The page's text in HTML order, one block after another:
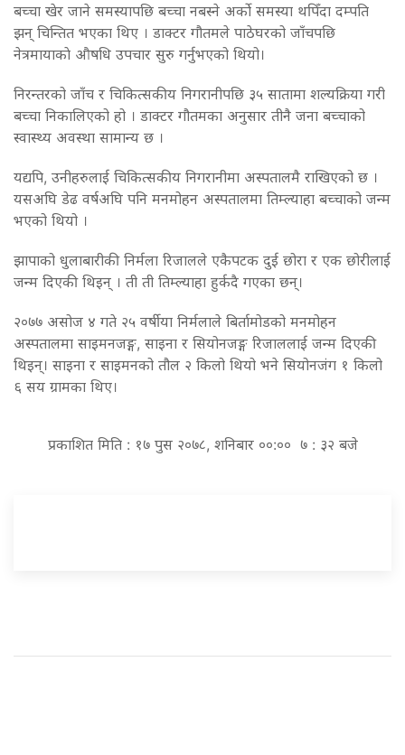
बच्चा खेर जाने समस्यापछि बच्चा नबस्ने अर्को समस्या थपिँदा दम्पति
झन् चिन्तित भएका थिए । डाक्टर गौतमले पाठेघरको जाँचपछि
नेत्रमायाकाे औषधि उपचार सुरु गर्नुभएको थियो।
निरन्तरको जाँच र चिकित्सकीय निगरानीपछि ३५ सातामा शल्यक्रिया गरी
बच्चा निकालिएको हो । डाक्टर गौतमका अनुसार तीनै जना बच्चाको
स्वास्थ्य अवस्था सामान्य छ ।
यद्यपि, उनीहरुलाई चिकित्सकीय निगरानीमा अस्पतालमै राखिएको छ ।
यसअघि डेढ वर्षअघि पनि मनमोहन अस्पतालमा तिम्ल्याहा बच्चाको जन्म
भएको थियो ।
झापाको धुलाबारीकी निर्मला रिजालले एकैपटक दुई छोरा र एक छोरीलाई
जन्म दिएकी थिइन् । ती ती तिम्ल्याहा हुर्कदै गएका छन्।
२०७७ असोज ४ गते २५ वर्षीया निर्मलाले बिर्तामोडको मनमोहन
अस्पतालमा साइमनजङ्ग, साइना र सियोनजङ्ग रिजाललाई जन्म दिएकी
थिइन्। साइना र साइमनको तौल २ किलो थियो भने सियोनजंग १ किलो
६ सय ग्रामका थिए।
प्रकाशित मिति : १७ पुस २०७८, शनिबार ००:०० ७ : ३२ बजे